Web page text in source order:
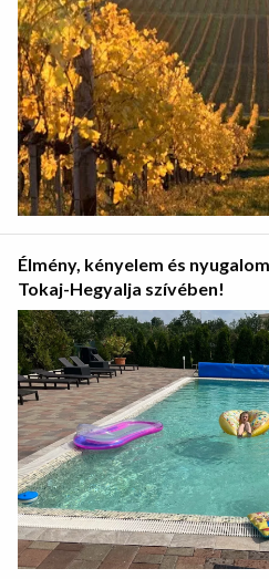
Élmény, kényelem és
Tokaj-Hegyalja szívében!